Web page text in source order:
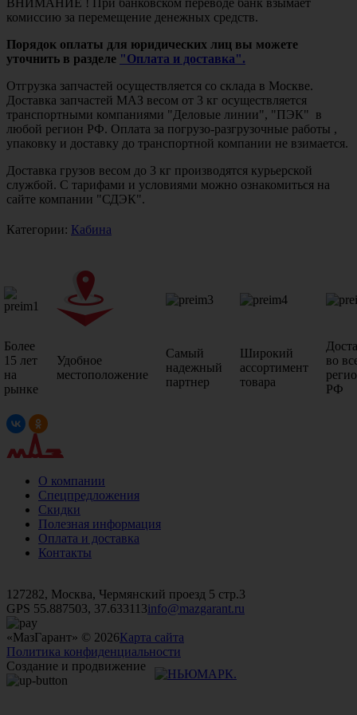
комиссию за перемещение денежных средств.
Порядок оплаты для юридических лиц вы можете
уточнить в разделе "Оплата и доставка".
Отгрузка запчастей осуществляется со склада в Москве.
Доставка запчастей МАЗ весом от 3 кг осуществляется
транспортными компаниями "Деловые линии", "ПЭК" в
любой регион РФ. Оплата за погрузо-разгрузочные работы ,
упаковку и доставку до транспортной компании не взимается.
Доставка грузов весом до 3 кг производятся курьерской
службой. С тарифами и условиями можно ознакомиться на
сайте компании "СДЭК".
Категории: Кабина
Более
15 лет
на
рынке
Удобное
местоположение
Самый
надежный
партнер
Широкий
ассортимент
товара
во
РФ
О компании
Спецпредложения
Скидки
Полезная информация
Оплата и доставка
Контакты
127282, Москва, Чермянский проезд 5 стр.3
GPS 55.887503, 37.633113info@mazgarant.ru
«МазГарант» © 2026Карта сайта
Политика конфиденциальности
Создание и продвижение